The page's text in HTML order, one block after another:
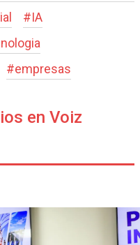
#IA
#empresas
en Voiz